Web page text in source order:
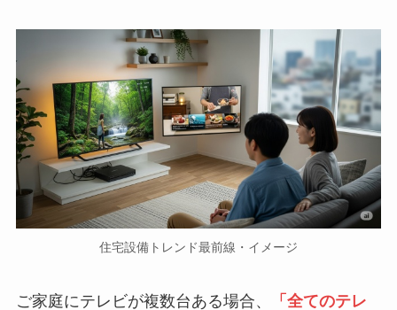
住宅設備トレンド最前線・イメージ
ご家庭にテレビが複数台ある場合、
「全てのテレ